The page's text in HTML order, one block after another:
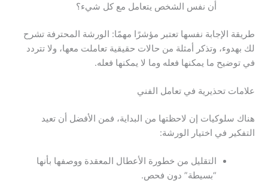
أن نفس الشخص يتعامل مع كل شيء؟
طريقة الإجابة نفسها تعتبر مؤشرًا مهمًا: الورشة المحترفة تشرح
لك بهدوء، وتذكر أمثلة من حالات حقيقية تعاملت معها، ولا تتردد
في توضيح ما يمكنها فعله وما لا يمكنها فعله.
علامات تحذيرية في تعامل الفني
هناك سلوكيات إن لاحظتها من البداية، فمن الأفضل أن تعيد
التفكير في اختيار الورشة:
التقليل من خطورة الأعطال المعقدة ووصفها بأنها
“بسيطة” دون فحص.